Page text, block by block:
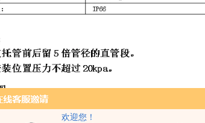
欢迎您！